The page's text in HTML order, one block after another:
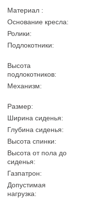
Материал :
Основание кресла:
Ролики:
Подлокотники:
Высота
подлокотников:
Механизм:
Размер:
Ширина сиденья:
Глубина сиденья:
Высота спинки:
Высота от пола до
сиденья:
Газпатрон:
Допустимая
нагрузка: